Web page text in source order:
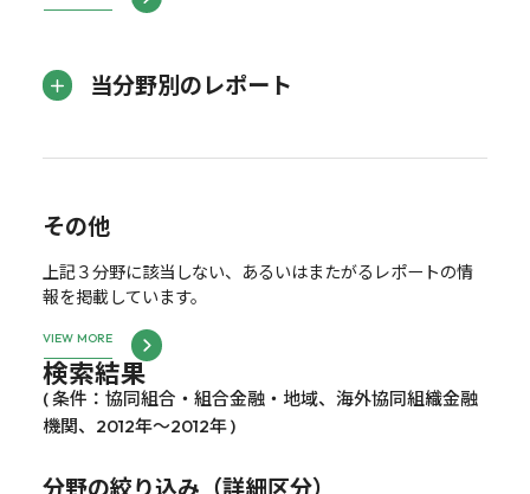
当分野別のレポート
その他
上記３分野に該当しない、あるいはまたがるレポートの情
報を掲載しています。
VIEW MORE
検索結果
( 条件：協同組合・組合金融・地域、海外協同組織金融
機関、2012年～2012年 )
分野の絞り込み（詳細区分）